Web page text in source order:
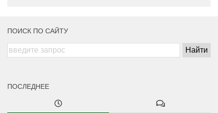
ПОИСК ПО САЙТУ
ПОСЛЕДНЕЕ